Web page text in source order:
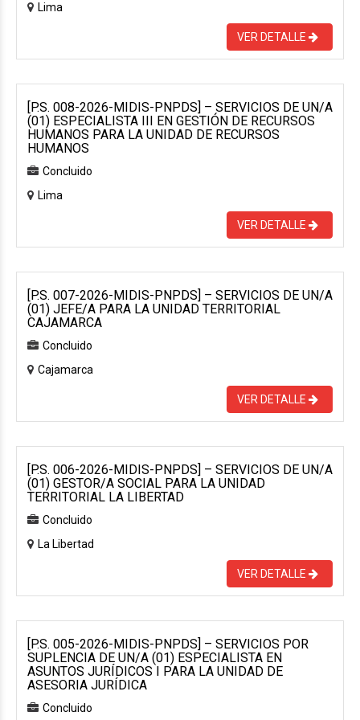
Lima
VER DETALLE
[P.S. 008-2026-MIDIS-PNPDS] – SERVICIOS DE UN/A
(01) ESPECIALISTA III EN GESTIÓN DE RECURSOS
HUMANOS PARA LA UNIDAD DE RECURSOS
HUMANOS
Concluido
Lima
VER DETALLE
[P.S. 007-2026-MIDIS-PNPDS] – SERVICIOS DE UN/A
(01) JEFE/A PARA LA UNIDAD TERRITORIAL
CAJAMARCA
Concluido
Cajamarca
VER DETALLE
[P.S. 006-2026-MIDIS-PNPDS] – SERVICIOS DE UN/A
(01) GESTOR/A SOCIAL PARA LA UNIDAD
TERRITORIAL LA LIBERTAD
Concluido
La Libertad
VER DETALLE
[P.S. 005-2026-MIDIS-PNPDS] – SERVICIOS POR
SUPLENCIA DE UN/A (01) ESPECIALISTA EN
ASUNTOS JURÍDICOS I PARA LA UNIDAD DE
ASESORIA JURÍDICA
Concluido